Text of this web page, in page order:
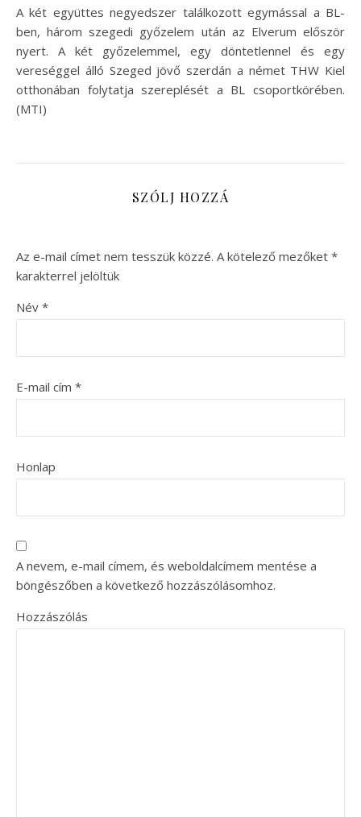
A két együttes negyedszer találkozott egymással a BL-
ben, három szegedi győzelem után az Elverum először
nyert. A két győzelemmel, egy döntetlennel és egy
vereséggel álló Szeged jövő szerdán a német THW Kiel
otthonában folytatja szereplését a BL csoportkörében.
(MTI)
SZÓLJ HOZZÁ
Az e-mail címet nem tesszük közzé. A kötelező mezőket *
karakterrel jelöltük
Név *
E-mail cím *
Honlap
A nevem, e-mail címem, és weboldalcímem mentése a
böngészőben a következő hozzászólásomhoz.
Hozzászólás